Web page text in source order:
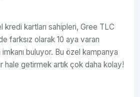
kredi kartları sahipleri, Gree TLC
farksız olarak 10 aya varan
buluyor. Bu özel kampanya
hale getirmek artık çok daha kolay!